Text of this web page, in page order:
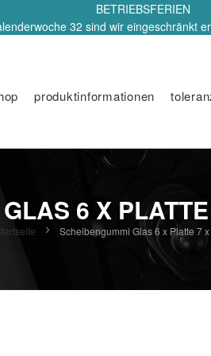
BETRIEBSFERIEN
32 sind wir eingeschränkt
produktinformationen
6 X
Startseite Scheibengummi Glas 6 x Platte 7